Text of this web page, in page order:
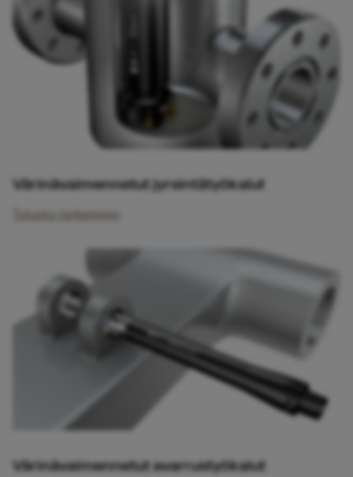
Värinävaimennetut jyrsintätyökalut
Tutustu tarkemmin
Värinävaimennetut avarrustyökalut